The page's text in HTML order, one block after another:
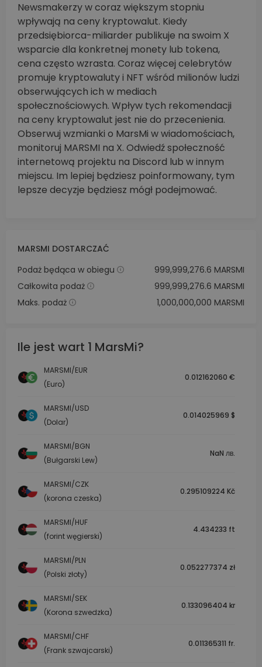
Newsmakerzy w coraz większym stopniu
wpływają na ceny kryptowalut. Kiedy
przedsiębiorca-miliarder publikuje na swoim X
wsparcie dla konkretnej monety lub tokena,
cena często wzrasta. Coraz więcej celebrytów
promuje kryptowaluty i NFT wśród milionów ludzi
obserwujących ich w mediach
społecznościowych. Wpływ tych rekomendacji
na ceny kryptowalut jest nie do przecenienia.
Obserwuj wzmianki o MarsMi w wiadomościach,
monitoruj MARSMI na X. Odwiedź społeczność
internetową projektu na Discord lub w innym
miejscu. Im lepiej będziesz poinformowany, tym
lepsze decyzje będziesz mógł podejmować.
MARSMI DOSTARCZAĆ
Podaż będąca w obiegu
999,999,276.6 MARSMI
Całkowita podaż
999,999,276.6 MARSMI
Maks. podaż
1,000,000,000 MARSMI
Ile jest wart 1 MarsMi?
MARSMI/EUR
(Euro)
0.012162060 €
MARSMI/USD
(Dolar)
0.014025969 $
MARSMI/BGN
(Bułgarski Lew)
NaN лв.
MARSMI/CZK
(korona czeska)
0.295109224 Kč
MARSMI/HUF
(forint węgierski)
4.434233 ft
MARSMI/PLN
(Polski złoty)
0.052277374 zł
MARSMI/SEK
(Korona szwedzka)
0.133096404 kr
MARSMI/CHF
(Frank szwajcarski)
0.011365311 fr.